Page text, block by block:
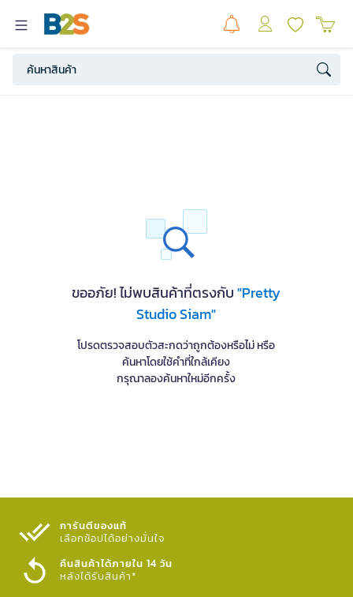
ขออภัย! ไม่พบสินค้าที่ตรงกับ"Pretty
Studio Siam"
โปรดตรวจสอบตัวสะกดว่าถูกต้องหรือไม่ หรือ
ค้นหาโดยใช้คำที่ใกล้เคียง
กรุณาลองค้นหาใหม่อีกครั้ง
การันตีของแท้
เลือกช้อปได้อย่างมั่นใจ​
คืนสินค้าได้ภายใน 14 วัน
หลังได้รับสินค้า*